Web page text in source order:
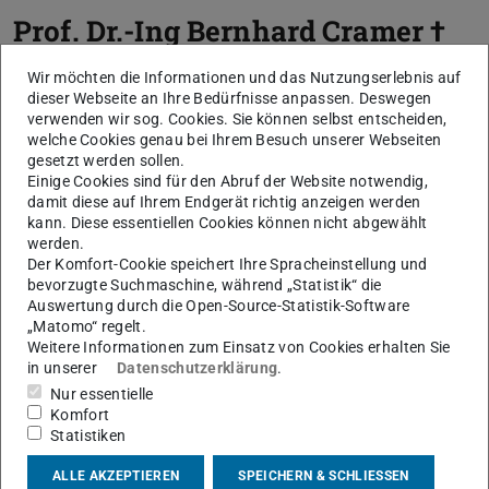
Prof. Dr.-IngBernhard Cramer †
Wir möchten die Informationen und das Nutzungserlebnis auf
dieser Webseite an Ihre Bedürfnisse anpassen. Deswegen
verwenden wir sog. Cookies. Sie können selbst entscheiden,
welche Cookies genau bei Ihrem Besuch unserer Webseiten
gesetzt werden sollen.
Einige Cookies sind für den Abruf der Website notwendig,
damit diese auf Ihrem Endgerät richtig anzeigen werden
kann. Diese essentiellen Cookies können nicht abgewählt
werden.
Der Komfort-Cookie speichert Ihre Spracheinstellung und
bevorzugte Suchmaschine, während „Statistik“ die
Auswertung durch die Open-Source-Statistik-Software
„Matomo“ regelt.
Weitere Informationen zum Einsatz von Cookies erhalten Sie
in unserer
Datenschutzerklärung.
Nur essentielle
Komfort
Statistiken
ALLE AKZEPTIEREN SPEICHERN & SCHLIESSEN